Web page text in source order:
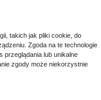
takich jak pliki cookie, do
Zgoda na te technologie
przeglądania lub unikalne
zgody może niekorzystnie